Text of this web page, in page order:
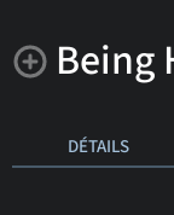
Being
DÉTAILS